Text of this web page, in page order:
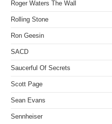
Roger Waters The Wall
Rolling Stone
Ron Geesin
SACD
Saucerful Of Secrets
Scott Page
Sean Evans
Sennheiser